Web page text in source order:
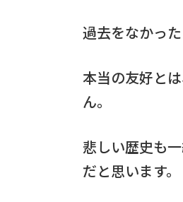
過去をなかっ
本当の友好と
ん。
悲しい歴史も
だと思います。